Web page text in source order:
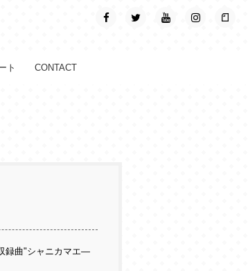
ト CONTACT
録曲"シャニカマエ―